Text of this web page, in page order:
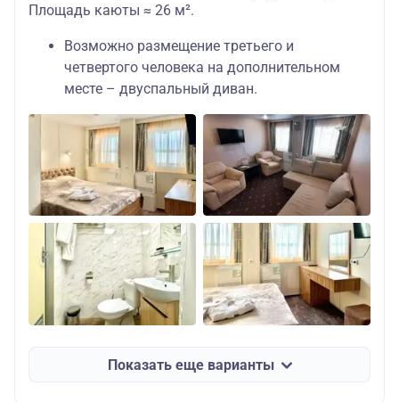
Площадь каюты ≈ 26 м².
Возможно размещение третьего и
четвертого человека на дополнительном
месте – двуспальный диван.
Показать еще варианты